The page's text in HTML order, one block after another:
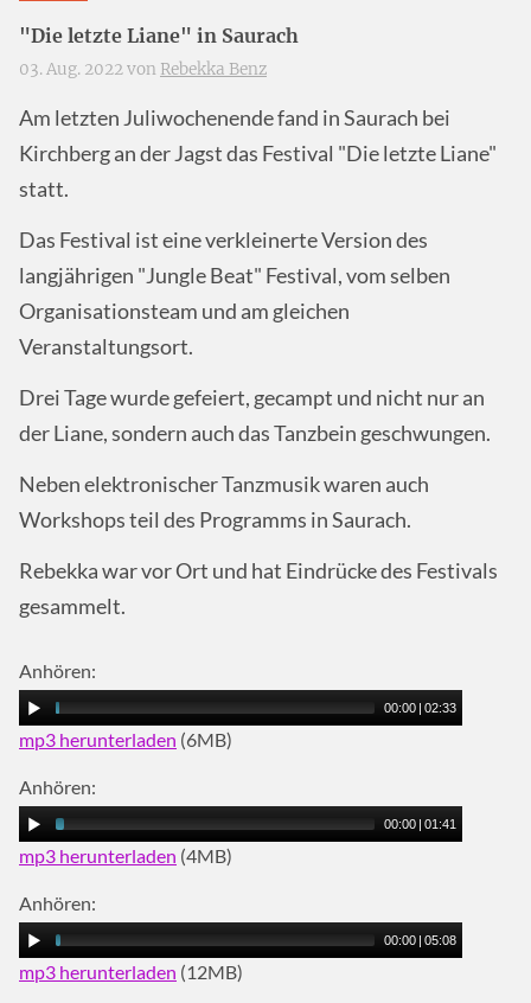
"Die letzte Liane" in Saurach
03. Aug. 2022 von Rebekka Benz
Am letzten Juliwochenende fand in Saurach bei
Kirchberg an der Jagst das Festival "Die letzte Liane"
statt.
Das Festival ist eine verkleinerte Version des
langjährigen "Jungle Beat" Festival, vom selben
Organisationsteam und am gleichen
Veranstaltungsort.
Drei Tage wurde gefeiert, gecampt und nicht nur an
der Liane, sondern auch das Tanzbein geschwungen.
Neben elektronischer Tanzmusik waren auch
Workshops teil des Programms in Saurach.
Rebekka war vor Ort und hat Eindrücke des Festivals
gesammelt.
Anhören:
00:00 | 02:33
mp3 herunterladen (6MB)
Anhören:
00:00 | 01:41
mp3 herunterladen (4MB)
Anhören:
00:00 | 05:08
mp3 herunterladen (12MB)